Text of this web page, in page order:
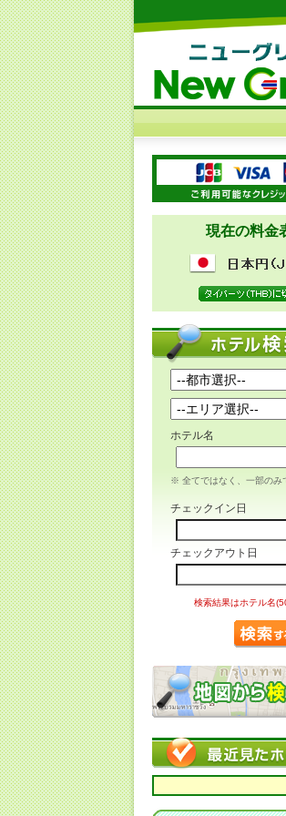
現在の料金
ホテル名
※ 全てではなく、一部のみ
チェックイン日
チェックアウト日
検索結果はホテル名